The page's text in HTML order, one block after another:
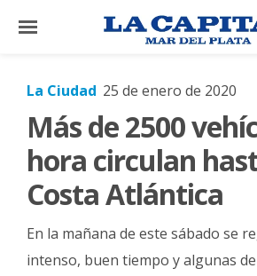
×
El
País
El
Mundo
La
Zona
La Ciudad 25 de enero de 2020
Más de 2500
hora circulan
Costa Atlántica
En la mañana de este sábado se
intenso, buen tiempo y algunas